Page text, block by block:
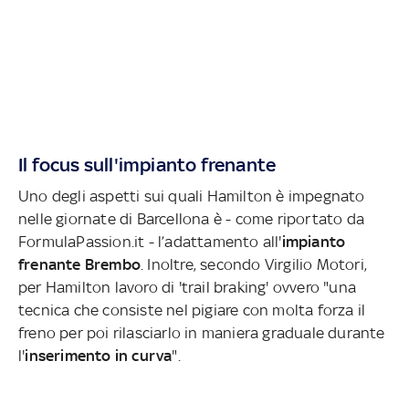
Il focus sull'impianto frenante
Uno degli aspetti sui quali Hamilton è impegnato
nelle giornate di Barcellona è - come riportato da
FormulaPassion.it - l’adattamento all'impianto
frenante Brembo . Inoltre, secondo Virgilio Motori,
per Hamilton lavoro di 'trail braking' ovvero "una
tecnica che consiste nel pigiare con molta forza il
freno per poi rilasciarlo in maniera graduale durante
l'inserimento in curva".